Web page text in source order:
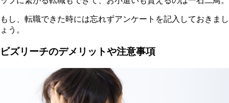
もし、転職できた時には忘れずアンケートを記入しておきまし
ょう。
ビズリーチのデメリットや注意事項